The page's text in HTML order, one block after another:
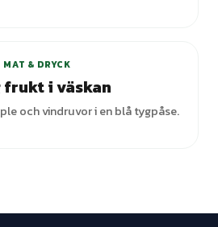
MAT & DRYCK
frukt i väskan
och vindruvor i en blå tygpåse.